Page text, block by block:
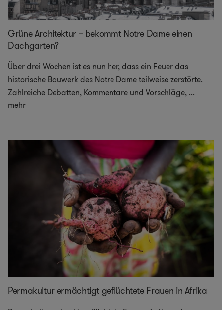
Grüne Architektur – bekommt Notre Dame einen
Dachgarten?
Über drei Wochen ist es nun her, dass ein Feuer das
historische Bauwerk des Notre Dame teilweise zerstörte.
Zahlreiche Debatten, Kommentare und Vorschläge, ...
mehr
Permakultur ermächtigt geflüchtete Frauen in Afrika